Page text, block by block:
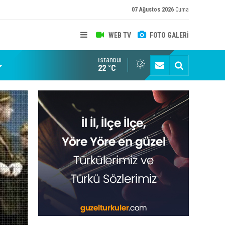
07 Ağustos 2026 Cuma
WEB TV FOTO GALERİ
İstanbul
22 °C